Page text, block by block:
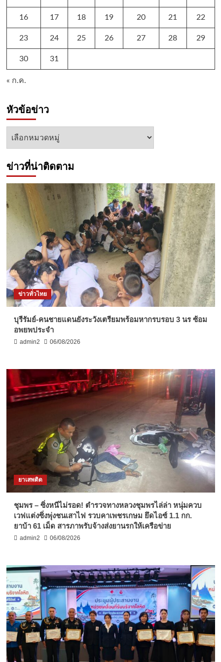
16 17 18 19 20 21 22
23 24 25 26 27 28 29
30 31
« ก.ค.
หัวข้อข่าว
หัวข้อ
ข่าวที่น่าติดตาม
ข่าวทั่วไทย
บุรีรัมย์-คนชายแดนยังระวังเตรียมพร้อมหากรบรอบ 3 นร ซ้อม
อพยพประจำ
admin2 06/08/2026
ยาเสพติด
ชุมพร – ซิ่งหนีไม่รอด! ตำรวจทางหลวงชุมพรไล่ล่า หนุ่มควบ
เวฟแต่งซิ่งพุ่งชนเสาไฟ รวบคาเพชรเกษม ยึดไอซ์ 1.1 กก.
ยาบ้า 61 เม็ด สารภาพรับจ้างส่งยานรกให้เครือข่าย
admin2 06/08/2026